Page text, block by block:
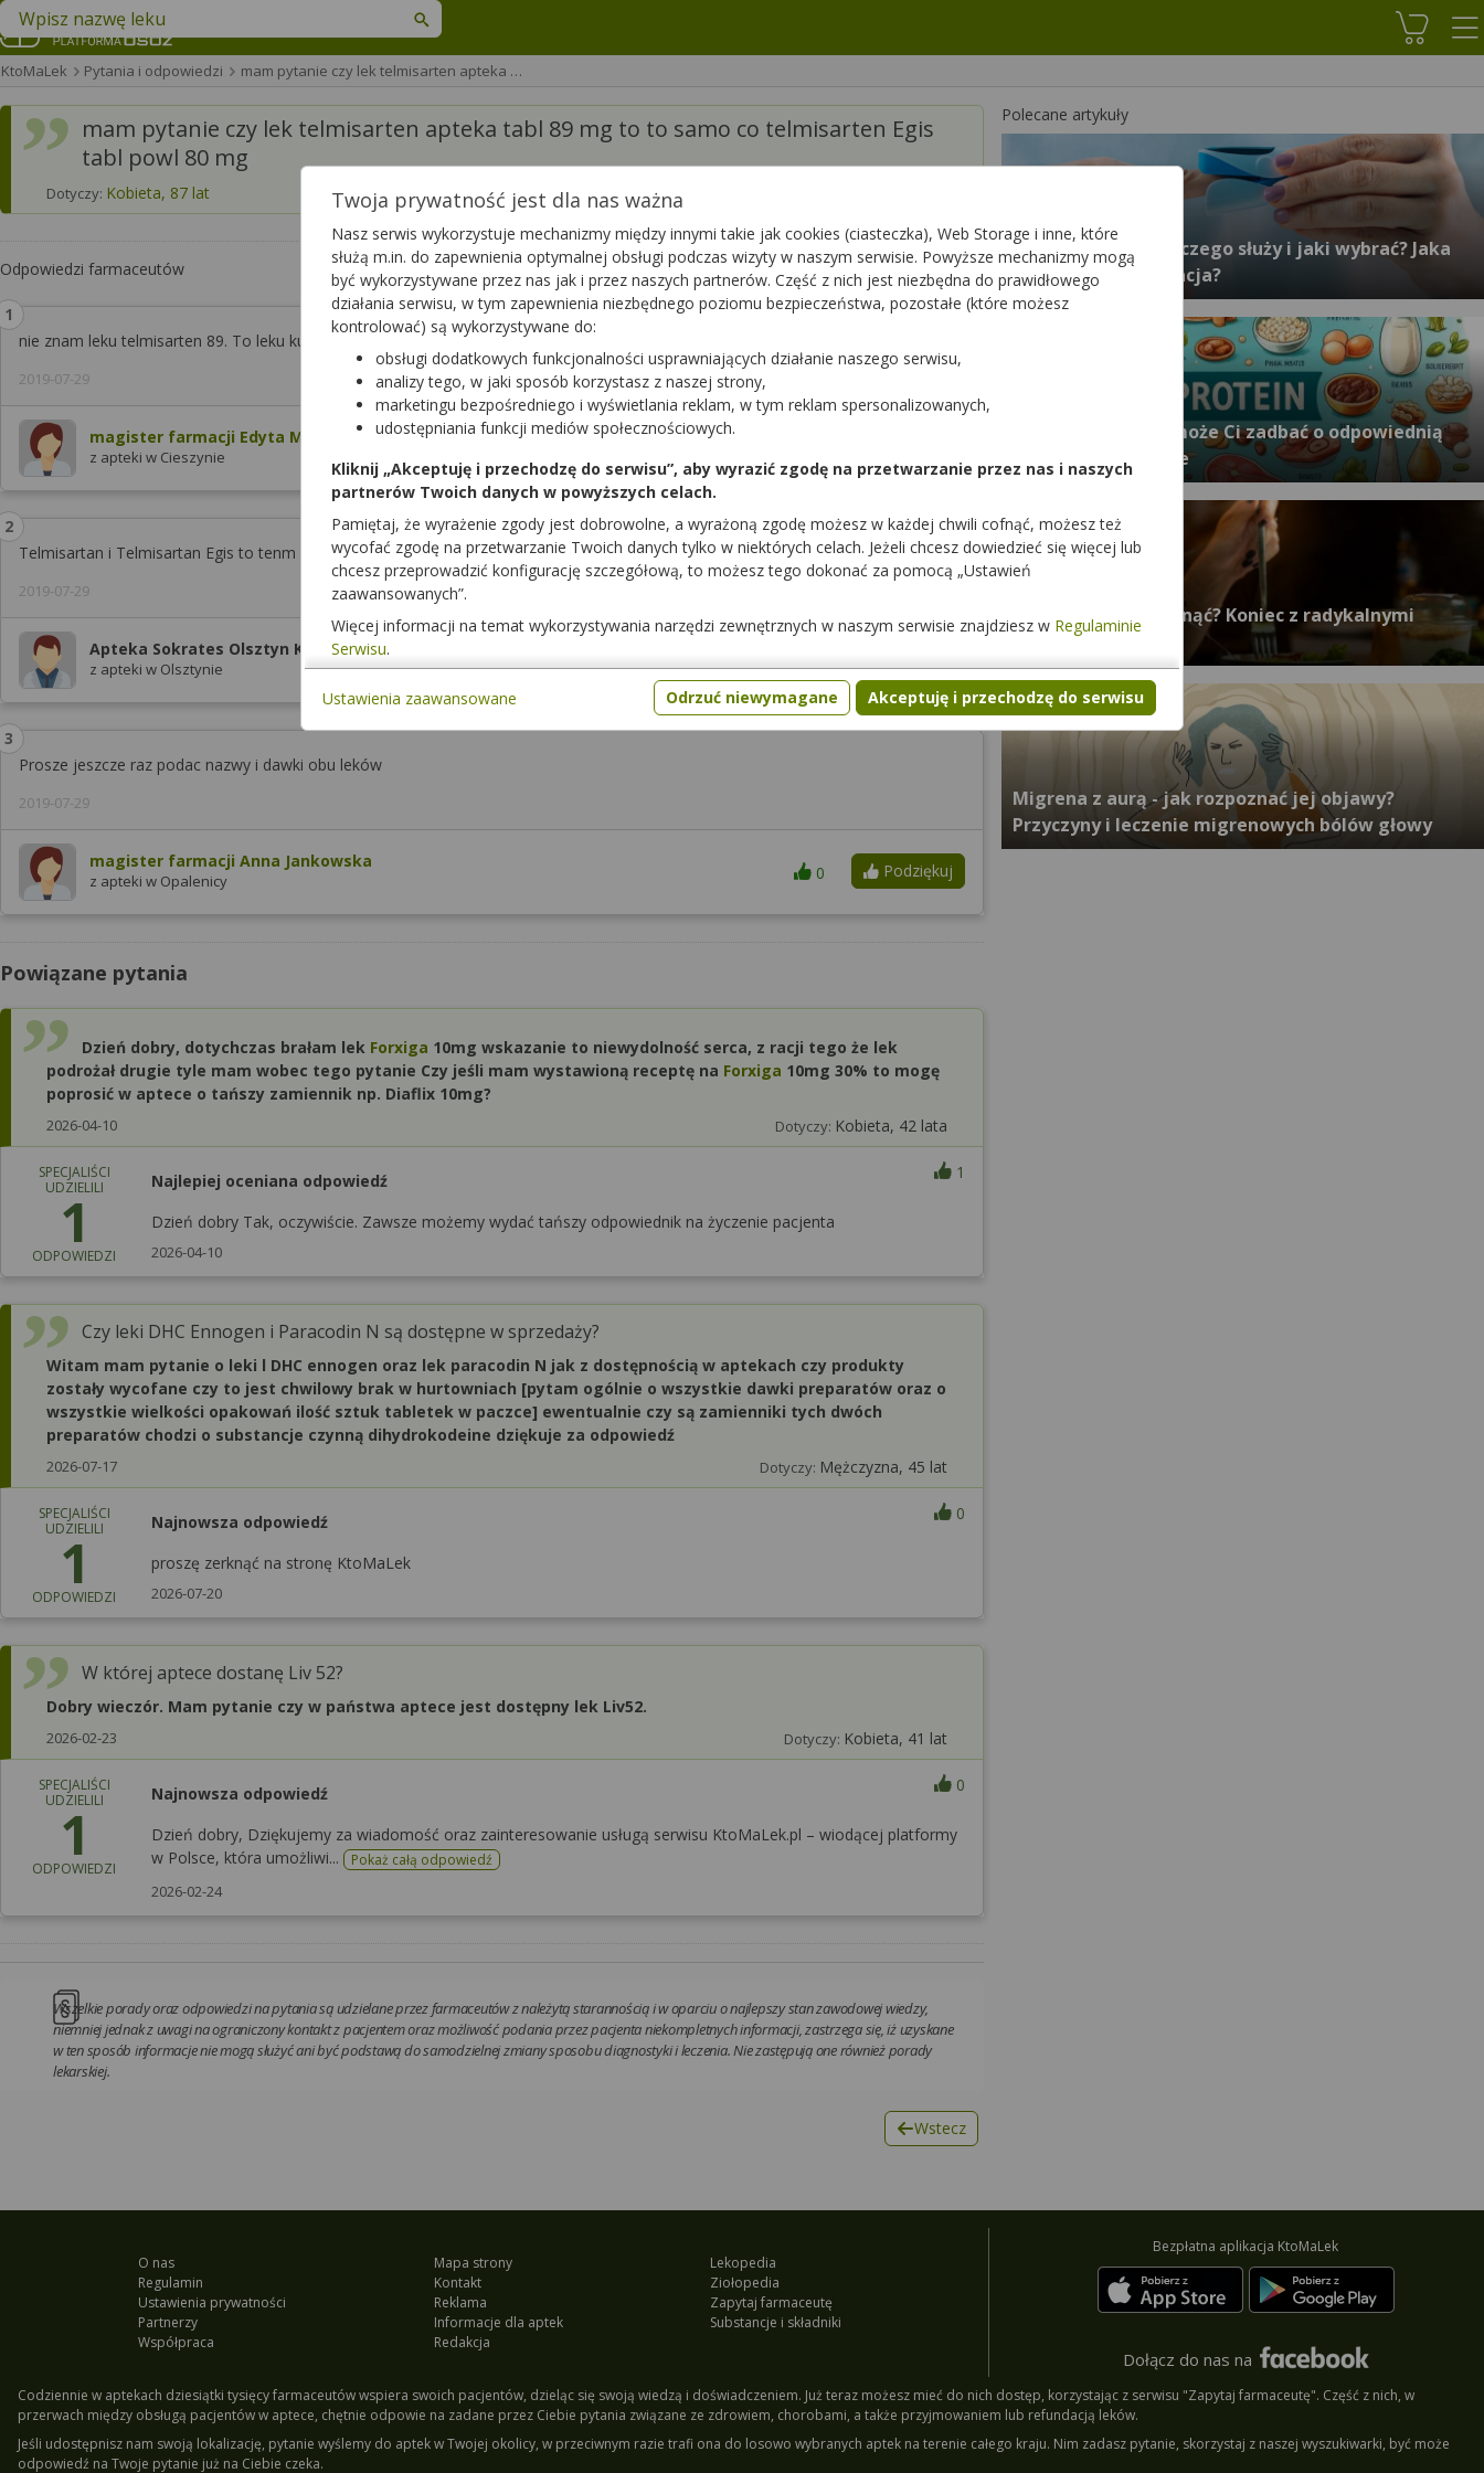
Koszyk
Znajdź lek w swojej okolicy
KtoMaLek Pytania i odpowiedzi mam pytanie czy lek telmisarten apteka …
mam pytanie czy lek telmisarten apteka tabl 89 mg to to samo co telmisarten Egis
tabl powl 80 mg
Dotyczy: Kobieta, 87 lat
Odpowiedzi farmaceutów
nie znam leku telmisarten 89. To leku kupiony w Polsce?
2019-07-29
magister farmacji Edyta Mrzyk
z apteki w Cieszynie
Telmisartan i Telmisartan Egis to tenm sam lek, jeden jest zamiennikiem drugiego.
2019-07-29
Apteka Sokrates Olsztyn Kołobrzeska 32
z apteki w Olsztynie 0
Prosze jeszcze raz podac nazwy i dawki obu leków
2019-07-29
magister farmacji Anna Jankowska
z apteki w Opalenicy
Podziękuj
0
Powiązane pytania
Dzień dobry, dotychczas brałam lek Forxiga 10mg wskazanie to niewydolność serca, z racji tego że lek
podrożał drugie tyle mam wobec tego pytanie Czy jeśli mam wystawioną receptę na Forxiga 10mg 30% to mogę
poprosić w aptece o tańszy zamiennik np. Diaflix 10mg?
2026-04-10 Dotyczy: Kobieta, 42 lata
SPECJALIŚCI
UDZIELILI
1
ODPOWIEDZI
Najlepiej oceniana odpowiedź 1
Dzień dobry Tak, oczywiście. Zawsze możemy wydać tańszy odpowiednik na życzenie pacjenta
2026-04-10
Czy leki DHC Ennogen i Paracodin N są dostępne w sprzedaży?
Witam mam pytanie o leki l DHC ennogen oraz lek paracodin N jak z dostępnością w aptekach czy produkty
zostały wycofane czy to jest chwilowy brak w hurtowniach [pytam ogólnie o wszystkie dawki preparatów oraz o
wszystkie wielkości opakowań ilość sztuk tabletek w paczce] ewentualnie czy są zamienniki tych dwóch
preparatów chodzi o substancje czynną dihydrokodeine dziękuje za odpowiedź
2026-07-17 Dotyczy: Mężczyzna, 45 lat
SPECJALIŚCI
UDZIELILI
1
ODPOWIEDZI
Najnowsza odpowiedź 0
proszę zerknąć na stronę KtoMaLek
2026-07-20
W której aptece dostanę Liv 52?
Dobry wieczór. Mam pytanie czy w państwa aptece jest dostępny lek Liv52.
2026-02-23 Dotyczy: Kobieta, 41 lat
SPECJALIŚCI
UDZIELILI
1
ODPOWIEDZI
Najnowsza odpowiedź 0
Dzień dobry, Dziękujemy za wiadomość oraz zainteresowanie usługą serwisu KtoMaLek.pl – wiodącej platformy
w Polsce, która umożliwi...
Pokaż całą odpowiedź
2026-02-24
Wszelkie porady oraz odpowiedzi na pytania są udzielane przez farmaceutów z należytą starannością i w oparciu o najlepszy stan zawodowej wiedzy,
niemniej jednak z uwagi na ograniczony kontakt z pacjentem oraz możliwość podania przez pacjenta niekompletnych informacji, zastrzega się, iż uzyskane
w ten sposób informacje nie mogą służyć ani być podstawą do samodzielnej zmiany sposobu diagnostyki i leczenia. Nie zastępują one również porady
lekarskiej.
Wstecz
Polecane artykuły
Pulsoksymetr – do czego służy i jaki wybrać? Jaka
powinna być saturacja?
EatFitCatering pomoże Ci zadbać o odpowiednią
ilość białka w diecie
Co jeść, żeby schudnąć? Koniec z radykalnymi
dietami!
Migrena z aurą - jak rozpoznać jej objawy?
Przyczyny i leczenie migrenowych bólów głowy
O nas
Regulamin
Ustawienia prywatności
Partnerzy
Współpraca
Mapa strony
Kontakt
Reklama
Informacje dla aptek
Redakcja
Lekopedia
Ziołopedia
Zapytaj farmaceutę
Substancje i składniki
Bezpłatna aplikacja KtoMaLek
Dołącz do nas na
Codziennie w aptekach dziesiątki tysięcy farmaceutów wspiera swoich pacjentów, dzieląc się swoją wiedzą i doświadczeniem. Już teraz możesz mieć do nich dostęp, korzystając z serwisu "Zapytaj farmaceutę". Część z nich, w
przerwach między obsługą pacjentów w aptece, chętnie odpowie na zadane przez Ciebie pytania związane ze zdrowiem, chorobami, a także przyjmowaniem lub refundacją leków.
Jeśli udostępnisz nam swoją lokalizację, pytanie wyślemy do aptek w Twojej okolicy, w przeciwnym razie trafi ona do losowo wybranych aptek na terenie całego kraju. Nim zadasz pytanie, skorzystaj z naszej wyszukiwarki, być może
odpowiedź na Twoje pytanie już na Ciebie czeka.
Twoja prywatność jest dla nas ważna
Nasz serwis wykorzystuje mechanizmy między innymi takie jak cookies (ciasteczka), Web Storage i inne, które
służą m.in. do zapewnienia optymalnej obsługi podczas wizyty w naszym serwisie. Powyższe mechanizmy mogą
być wykorzystywane przez nas jak i przez naszych partnerów. Część z nich jest niezbędna do prawidłowego
działania serwisu, w tym zapewnienia niezbędnego poziomu bezpieczeństwa, pozostałe (które możesz
kontrolować) są wykorzystywane do:
obsługi dodatkowych funkcjonalności usprawniających działanie naszego serwisu,
analizy tego, w jaki sposób korzystasz z naszej strony,
marketingu bezpośredniego i wyświetlania reklam, w tym reklam spersonalizowanych,
udostępniania funkcji mediów społecznościowych.
Kliknij „Akceptuję i przechodzę do serwisu”, aby wyrazić zgodę na przetwarzanie przez nas i naszych
partnerów Twoich danych w powyższych celach.
Pamiętaj, że wyrażenie zgody jest dobrowolne, a wyrażoną zgodę możesz w każdej chwili cofnąć, możesz też
wycofać zgodę na przetwarzanie Twoich danych tylko w niektórych celach. Jeżeli chcesz dowiedzieć się więcej lub
chcesz przeprowadzić konfigurację szczegółową, to możesz tego dokonać za pomocą „Ustawień
zaawansowanych”.
Więcej informacji na temat wykorzystywania narzędzi zewnętrznych w naszym serwisie znajdziesz w Regulaminie
Serwisu.
Odrzuć niewymagane Akceptuję i przechodzę do serwisu
Ustawienia zaawansowane